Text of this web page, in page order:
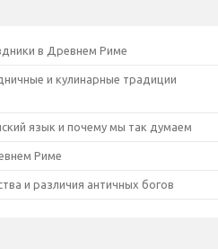
в Древнем Риме
и кулинарные традиции
язык и почему мы так думаем
Риме
и различия античных богов